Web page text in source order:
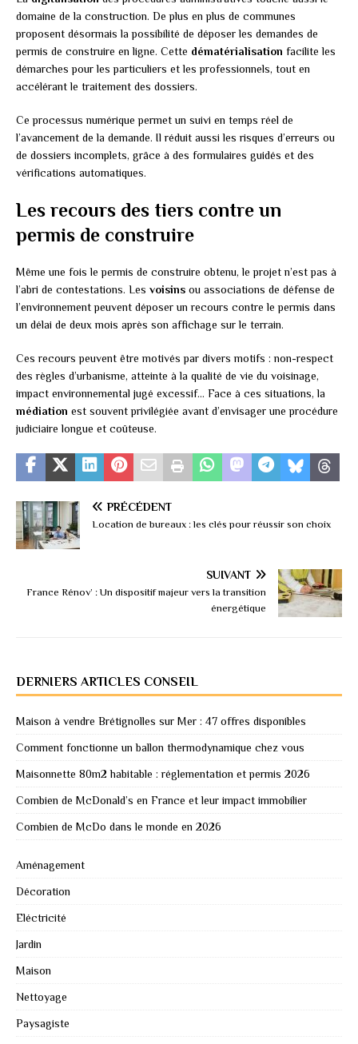
domaine de la construction. De plus en plus de communes
proposent désormais la possibilité de déposer les demandes de
permis de construire en ligne. Cette dématérialisation facilite les
démarches pour les particuliers et les professionnels, tout en
accélérant le traitement des dossiers.
Ce processus numérique permet un suivi en temps réel de
l’avancement de la demande. Il réduit aussi les risques d’erreurs ou
de dossiers incomplets, grâce à des formulaires guidés et des
vérifications automatiques.
Les recours des tiers contre un
permis de construire
Même une fois le permis de construire obtenu, le projet n’est pas à
l’abri de contestations. Les voisins ou associations de défense de
l’environnement peuvent déposer un recours contre le permis dans
un délai de deux mois après son affichage sur le terrain.
Ces recours peuvent être motivés par divers motifs : non-respect
des règles d’urbanisme, atteinte à la qualité de vie du voisinage,
impact environnemental jugé excessif… Face à ces situations, la
médiation est souvent privilégiée avant d’envisager une procédure
judiciaire longue et coûteuse.
PRÉCÉDENT
Location de bureaux : les clés pour réussir son choix
SUIVANT
France Rénov’ : Un dispositif majeur vers la transition
énergétique
DERNIERS ARTICLES CONSEIL
Maison à vendre Brétignolles sur Mer : 47 offres disponibles
Comment fonctionne un ballon thermodynamique chez vous
Maisonnette 80m2 habitable : réglementation et permis 2026
Combien de McDonald’s en France et leur impact immobilier
Combien de McDo dans le monde en 2026
Aménagement
Décoration
Eléctricité
Jardin
Maison
Nettoyage
Paysagiste